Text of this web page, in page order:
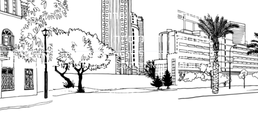
עבודות מטה הנדסיות
הנחיות תכנון ודפי חדר
כל הזכויות שמורות לעיריית תל-אביב-יפו. האתר מספק
הנוסח המחייב הוא זה הקבוע בהוראות הדין